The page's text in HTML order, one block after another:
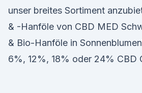
unser breites Sortiment
& -Hanföle von CBD MED
& Bio-Hanföle in
6%, 12%, 18% oder 24% CBD